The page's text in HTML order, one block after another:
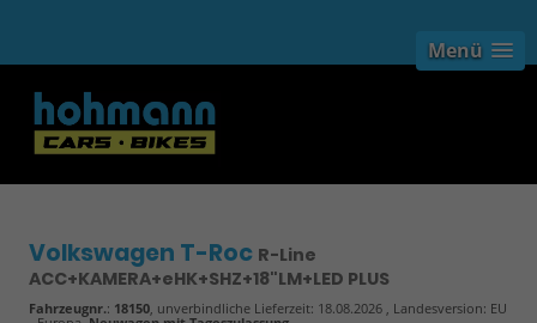
Menü
Volkswagen T-Roc R-Line
ACC+KAMERA+eHK+SHZ+18"LM+LED PLUS
Fahrzeugnr.: 18150, unverbindliche Lieferzeit: 18.08.2026 , Landesversion: EU